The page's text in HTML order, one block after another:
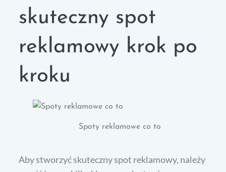
skuteczny spot
reklamowy krok po
kroku
Spoty reklamowe co to
Aby stworzyć skuteczny spot reklamowy, należy